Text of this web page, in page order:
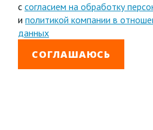
с согласием на обработку
и политикой компании в
данных
СОГЛАШАЮСЬ